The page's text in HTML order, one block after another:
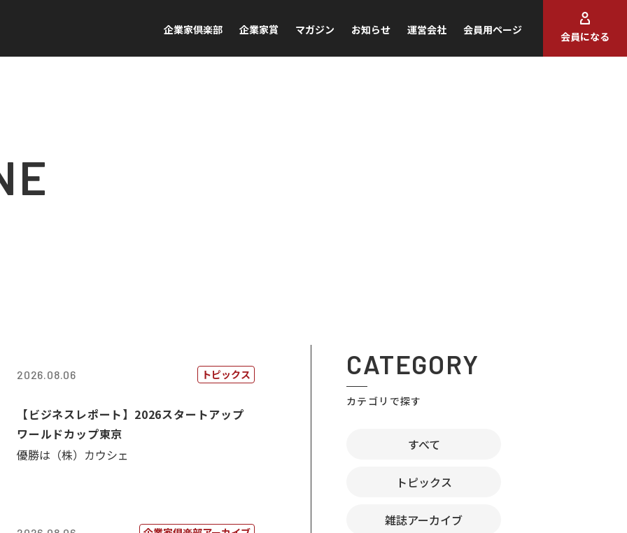
企業家倶楽部 企業家賞 マガジン お知らせ 運営会社 会員用ページ
会員になる
2026.08.06 トピックス
【ビジネスレポート】2026スタートアップ
ワールドカップ東京
優勝は（株）カウシェ
CATEGORY
カテゴリで探す
すべて
トピックス
雑誌アーカイブ